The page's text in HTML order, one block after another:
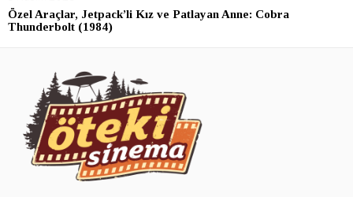
Özel Araçlar, Jetpack’li Kız ve Patlayan Anne: Cobra
Thunderbolt (1984)